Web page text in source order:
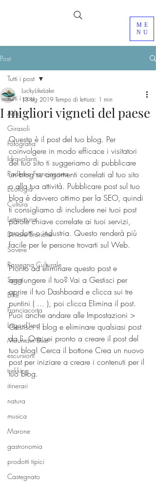
ME
NU
Post
Tutti i post
Adro
Girasoli
Fotografia
Idrovolanti
Paderno Franciacorta
Ecologia
Cultura
Letteratura
Dimore Storiche
Sovere
Rassegna Culturale
Sport
Bike
Franciacorta
Lago d'Iseo
Mountain Bike
escursioni
trekking
itinerari
natura
musica
Marone
gastronomia
prodotti tipici
Castegnato
Tutti i post
I migliori vigneti del paese
LuckyLikeLake
13 lug 2019 Tempo di lettura: 1 min
Questo è il post del tuo blog. Per
coinvolgere in modo efficace i visitatori
del tuo sito ti suggeriamo di pubblicare
un blog su argomenti correlati al tuo sito
o alla tua attività. Pubblicare post sul tuo
blog è davvero ottimo per la SEO, quindi
ti consigliamo di includere nei tuoi post
parole chiave correlate ai tuoi servizi,
prodotti o industria. Questo renderà più
facile per le persone trovarti sul Web.
Pronto ad eliminare questo post e
aggiungere il tuo? Vai a Gestisci per
aprire il tuo Dashboard e clicca sui tre
puntini ( ... ), poi clicca Elimina il post.
Puoi anche andare alle Impostazioni >
Gestisci il blog e eliminare qualsiasi post
da lì. Ora sei pronto a creare il post del
tuo blog! Cerca il bottone Crea un nuovo
post per iniziare a creare i contenuti per il
tuo blog.